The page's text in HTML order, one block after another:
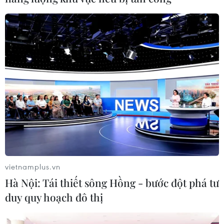
Theo dõi VietnamPlus
TIN CÙNG CHUYÊN MỤC
Meta tung công cụ AI lập trình tự
động cho nhà phát triển
06/08/2026 06:40
vietnamplus.vn
Hà Nội: Tái thiết sông Hồng - bước đột phá tư
duy quy hoạch đô thị